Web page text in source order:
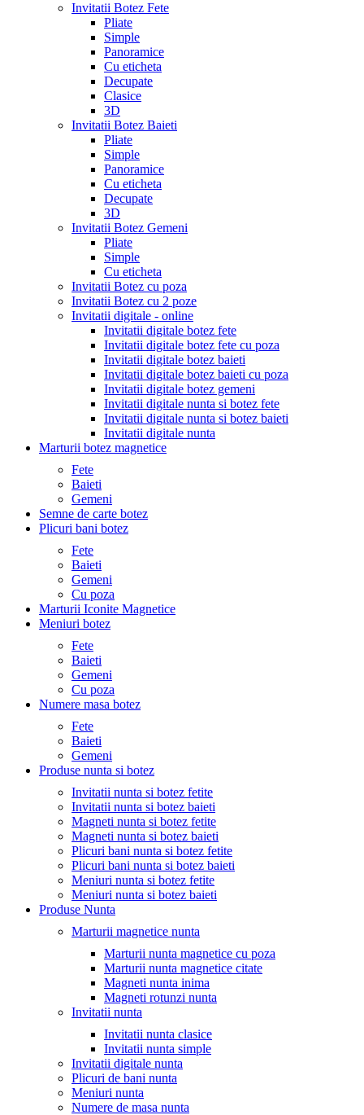
Invitatii Botez Fete
Pliate
Simple
Panoramice
Cu eticheta
Decupate
Clasice
3D
Invitatii Botez Baieti
Pliate
Simple
Panoramice
Cu eticheta
Decupate
3D
Invitatii Botez Gemeni
Pliate
Simple
Cu eticheta
Invitatii Botez cu poza
Invitatii Botez cu 2 poze
Invitatii digitale - online
Invitatii digitale botez fete
Invitatii digitale botez fete cu poza
Invitatii digitale botez baieti
Invitatii digitale botez baieti cu poza
Invitatii digitale botez gemeni
Invitatii digitale nunta si botez fete
Invitatii digitale nunta si botez baieti
Invitatii digitale nunta
Marturii botez magnetice
Fete
Baieti
Gemeni
Semne de carte botez
Plicuri bani botez
Fete
Baieti
Gemeni
Cu poza
Marturii Iconite Magnetice
Meniuri botez
Fete
Baieti
Gemeni
Cu poza
Numere masa botez
Fete
Baieti
Gemeni
Produse nunta si botez
Invitatii nunta si botez fetite
Invitatii nunta si botez baieti
Magneti nunta si botez fetite
Magneti nunta si botez baieti
Plicuri bani nunta si botez fetite
Plicuri bani nunta si botez baieti
Meniuri nunta si botez fetite
Meniuri nunta si botez baieti
Produse Nunta
Marturii magnetice nunta
Marturii nunta magnetice cu poza
Marturii nunta magnetice citate
Magneti nunta inima
Magneti rotunzi nunta
Invitatii nunta
Invitatii nunta clasice
Invitatii nunta simple
Invitatii digitale nunta
Plicuri de bani nunta
Meniuri nunta
Numere de masa nunta